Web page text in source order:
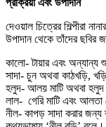
দেওয়াল চিত্রের শিল্পীরা
উপাদান থেকে তাঁদের ছবির
কালো- টায়ার এবং অন্যান্য
সাদা- চুন অথবা কাঠখড়ি,
হলুদ- আলয় মাটি অথবা
লাল- গেরি মাটি এবং আলতা
নীল- কাপড় সাদা করার